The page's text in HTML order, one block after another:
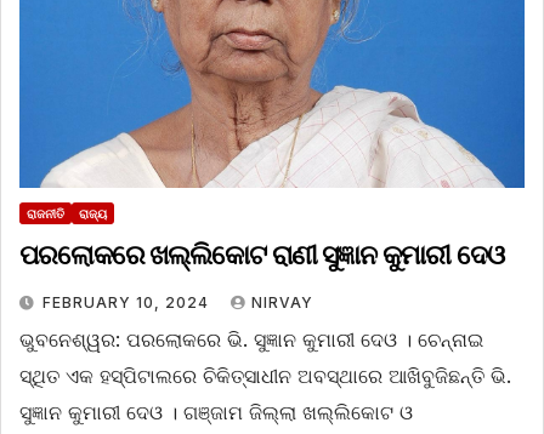
ରାଜନୀତି ରାଜ୍ୟ
ପରଲୋକରେ ଖଲ୍ଲିକୋଟ ରାଣୀ ସୁଜ୍ଞାନ କୁମାରୀ ଦେଓ
FEBRUARY 10, 2024 NIRVAY
ଭୁବନେଶ୍ୱର: ପରଲୋକରେ ଭି. ସୁଜ୍ଞାନ କୁମାରୀ ଦେଓ । ଚେନ୍ନାଇ
ସ୍ଥିତ ଏକ ହସ୍ପିଟାଲରେ ଚିକିତ୍ସାଧୀନ ଅବସ୍ଥାରେ ଆଖିବୁଜିଛନ୍ତି ଭି.
ସୁଜ୍ଞାନ କୁମାରୀ ଦେଓ । ଗଞ୍ଜାମ ଜିଲ୍ଲା ଖଲ୍ଲିକୋଟ ଓ